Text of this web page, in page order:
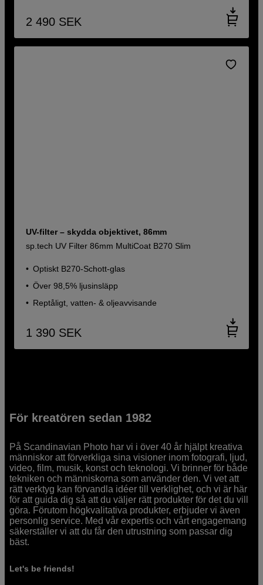
2 490 SEK
UV-filter – skydda objektivet, 86mm
sp.tech UV Filter 86mm MultiCoat B270 Slim
Optiskt B270-Schott-glas
Över 98,5% ljusinsläpp
Reptåligt, vatten- & oljeavvisande
1 390 SEK
För kreatören sedan 1982
På Scandinavian Photo har vi i över 40 år hjälpt kreativa
människor att förverkliga sina visioner inom fotografi, ljud,
video, film, musik, konst och teknologi. Vi brinner för både
tekniken och människorna som använder den. Vi vet att
rätt verktyg kan förvandla idéer till verklighet, och vi är här
för att guida dig så att du väljer rätt produkter för det du vill
göra. Förutom högkvalitativa produkter, erbjuder vi även
personlig service. Med vår expertis och vårt engagemang
säkerställer vi att du får den utrustning som passar dig
bäst.
Let's be friends!